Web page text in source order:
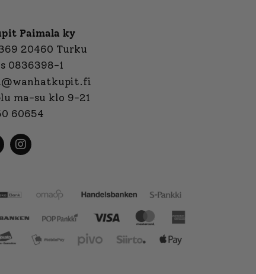
Paimala ky
20460 Turku
0836398-1
ma-su klo 9-21
60654